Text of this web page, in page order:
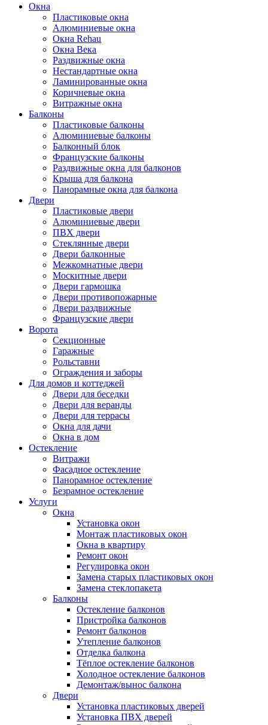
Окна
Пластиковые окна
Алюминиевые окна
Окна Rehau
Окна Века
Раздвижные окна
Нестандартные окна
Ламинированные окна
Коричневые окна
Витражные окна
Балконы
Пластиковые балконы
Алюминиевые балконы
Балконный блок
Французские балконы
Раздвижные окна для балконов
Крыша для балкона
Панорамные окна для балкона
Двери
Пластиковые двери
Алюминиевые двери
ПВХ двери
Стеклянные двери
Двери балконные
Межкомнатные двери
Москитные двери
Двери гармошка
Двери противопожарные
Двери раздвижные
Французские двери
Ворота
Секционные
Гаражные
Рольставни
Ограждения и заборы
Для домов и коттеджей
Двери для беседки
Двери для веранды
Двери для террасы
Окна для дачи
Окна в дом
Остекление
Витражи
Фасадное остекление
Панорамное остекление
Безрамное остекление
Услуги
Окна
Установка окон
Монтаж пластиковых окон
Окна в квартиру
Ремонт окон
Регулировка окон
Замена старых пластиковых окон
Замена стеклопакета
Балконы
Остекление балконов
Пристройка балконов
Ремонт балконов
Утепление балконов
Отделка балкона
Тёплое остекление балконов
Холодное остекление балконов
Демонтаж/вынос балкона
Двери
Установка пластиковых дверей
Установка ПВХ дверей